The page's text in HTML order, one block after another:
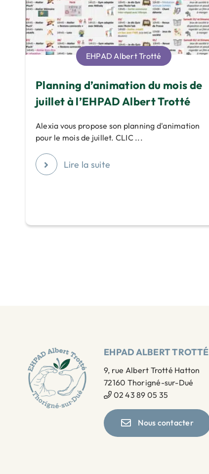
EHPAD Albert Trotté
Planning d’animation du mois de
juillet à l’EHPAD Albert Trotté
Alexia vous propose son planning d'animation
pour le mois de juillet. CLIC ...
Lire la suite
EHPAD ALBERT TROTTÉ
9, rue Albert Trotté Hatton
72160 Thorigné-sur-Dué
02 43 89 05 35
Nous contacter